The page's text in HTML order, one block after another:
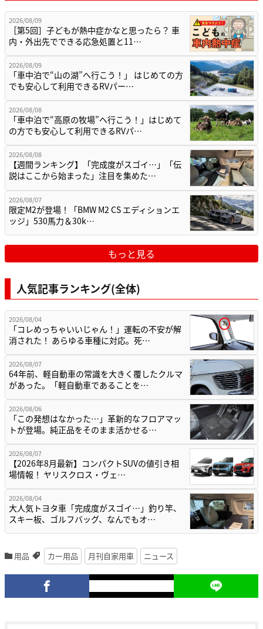
2026/08/09
［第5回］子どもが熱中症かなと思ったら？ 車
内・外出先でできる応急処置と11…
2026/08/09
「車中泊で“山の湖”へ行こう！」 はじめての方
でも安心して利用できるRVパー…
2026/08/08
「車中泊で“高原の牧場”へ行こう！」はじめて
の方でも安心して利用できるRVパ…
2026/08/08
【週間ランキング】「完成度がスゴイ…」「伝
説はここから始まった」注目を集めた…
2026/08/07
限定M2が登場！「BMW M2 CS エディションエ
ッジ」530馬力＆30k…
もっと見る
人気記事ランキング(全体)
2026/08/04
「コレめっちゃいいじゃん！」運転の不安が解
消された！ あらゆる車種に対応。死…
2026/08/07
64年前、軽自動車の常識を大きく覆したクルマ
があった。「軽自動車であることを…
2026/08/06
「この発想はなかった…」革新的なフロアマッ
トが登場。純正品をそのまま活かせる…
2026/08/07
【2026年8月最新】コンパクトSUVの値引き相
場情報！ ヤリスクロス・ヴェ…
2026/08/04
大人気トヨタ車「完成度がスゴイ…」釣り竿、
スキー板、ゴルフバッグ、なんでもオ…
用品 カー用品 月刊自家用車 ニュース